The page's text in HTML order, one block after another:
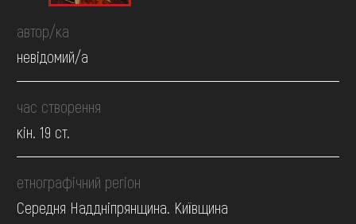
автор/ка
невідомий/а
час створення
кін. 19 ст.
етнографічний регіон
Середня Наддніпрянщина. Київщина